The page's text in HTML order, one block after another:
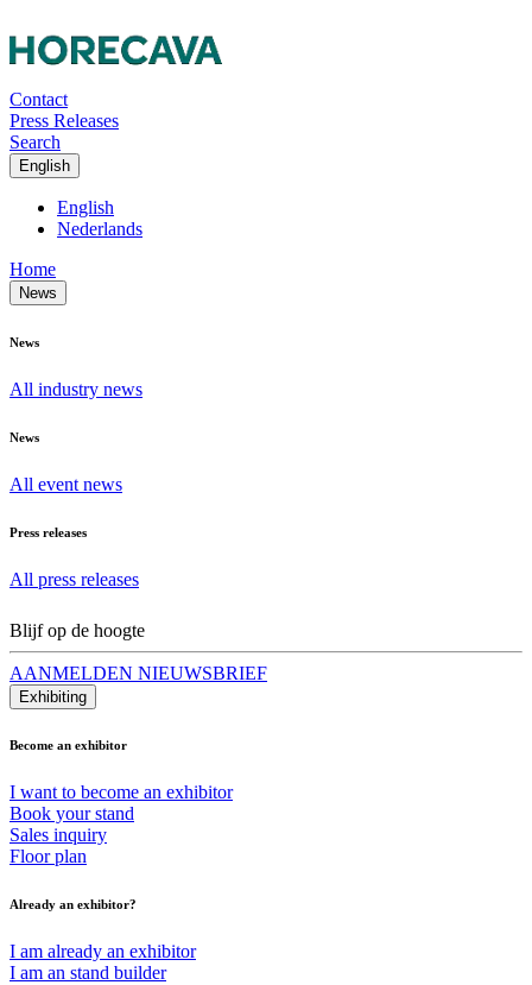
Contact
Press Releases
Search
English
English
Nederlands
Home
News
News
All industry news
News
All event news
Press releases
All press releases
Blijf op de hoogte
AANMELDEN NIEUWSBRIEF
Exhibiting
Become an exhibitor
I want to become an exhibitor
Book your stand
Sales inquiry
Floor plan
Already an exhibitor?
I am already an exhibitor
I am an stand builder